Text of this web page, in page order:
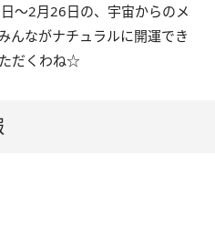
日〜2月26日の、宇宙からのメ
んながナチュラルに開運でき
だくわね☆